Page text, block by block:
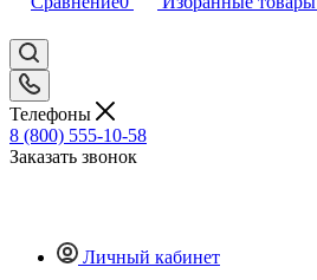
Телефоны
8 (800) 555-10-58
Заказать звонок
Личный кабинет